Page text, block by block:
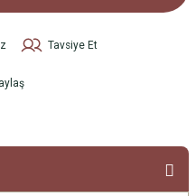
Tavsiye Et